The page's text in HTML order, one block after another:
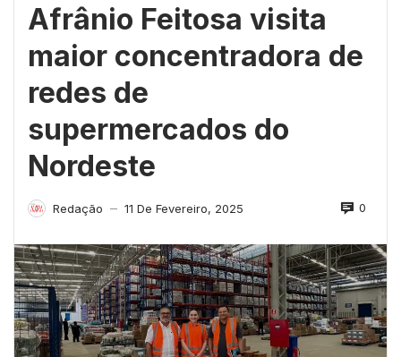
Afrânio Feitosa visita
maior concentradora de
redes de
supermercados do
Nordeste
Redação — 11 De Fevereiro, 2025 0